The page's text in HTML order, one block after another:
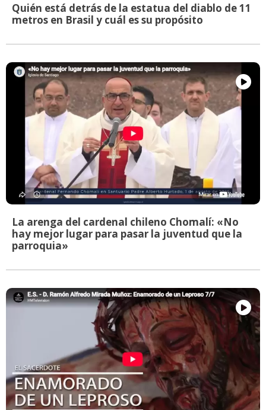
Quién está detrás de la estatua del diablo de 11
metros en Brasil y cuál es su propósito
La arenga del cardenal chileno Chomalí: «No
hay mejor lugar para pasar la juventud que la
parroquia»